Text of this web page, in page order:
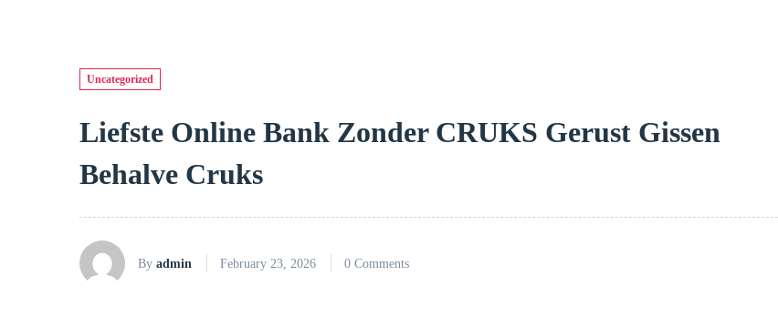
Uncategorized
Liefste Online Bank Zonder CRUKS Gerust Gissen
Behalve Cruks
By admin February 23, 2026 0 Comments